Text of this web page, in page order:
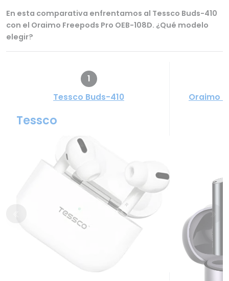
En esta comparativa enfrentamos al Tessco Buds-410
con el Oraimo Freepods Pro OEB-108D. ¿Qué modelo
elegir?
1
Tessco Buds-410
Tessco
Oraimo